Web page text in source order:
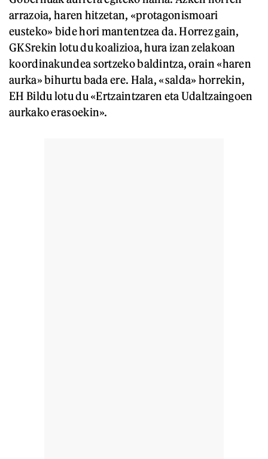
arrazoia, haren hitzetan, «protagonismoari
eusteko» bide hori mantentzea da. Horrez gain,
GKSrekin lotu du koalizioa, hura izan zelakoan
koordinakundea sortzeko baldintza, orain «haren
aurka» bihurtu bada ere. Hala, «salda» horrekin,
EH Bildu lotu du «Ertzaintzaren eta Udaltzaingoen
aurkako erasoekin».